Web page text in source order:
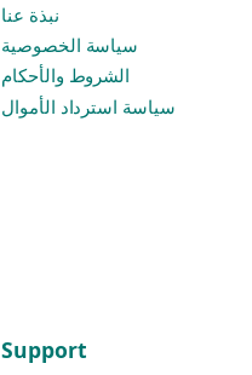
نبذة عنا
سياسة الخصوصية
الشروط والأحكام
سياسة استرداد الأموال
Support